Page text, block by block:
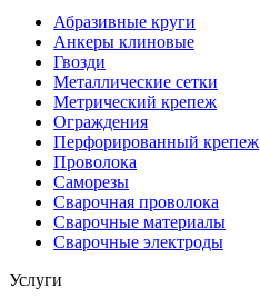
Абразивные круги
Анкеры клиновые
Гвозди
Металлические сетки
Метрический крепеж
Ограждения
Перфорированный крепеж
Проволока
Саморезы
Сварочная проволока
Сварочные материалы
Сварочные электроды
Услуги